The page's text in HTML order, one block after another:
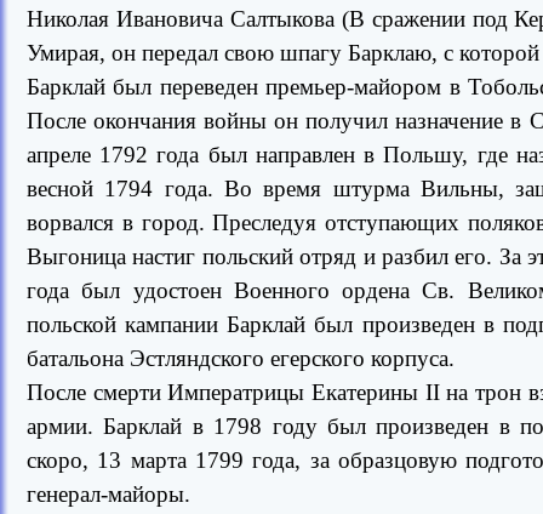
Николая Ивановича Салтыкова (В сражении под
Умирая, он передал свою шпагу Барклаю, с
Барклай был переведен премьер-майором в
После окончания войны он получил назначение в
апреле 1792 года был направлен в Польшу, где
весной 1794 года. Во время штурма Вильны,
ворвался в город. Преследуя отступающих
Выгоница настиг польский отряд и разбил его. За
года был удостоен Военного ордена Св.
польской кампании Барклай был произведен в
батальона Эстляндского егерского корпуса.
После смерти Императрицы Екатерины II на трон
армии. Барклай в 1798 году был произведен в
скоро, 13 марта 1799 года, за образцовую
генерал-майоры.